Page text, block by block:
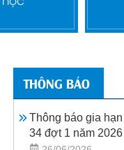
THÔNG BÁO
Thông báo gia
34 đợt 1 năm 2026